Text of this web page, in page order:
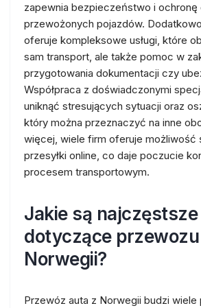
zapewnia bezpieczeństwo i ochronę
przewożonych pojazdów.
oferuje kompleksowe usługi, które
sam transport, ale także pomoc w
przygotowania dokumentacji czy
Współpraca z doświadczonymi
uniknąć stresujących sytuacji oraz
który można przeznaczyć na inne
więcej, wiele firm oferuje możliwość
przesyłki online, co daje poczucie
procesem transportowym.
Jakie są
dotyczące
Norwegii?
Przewóz auta z Norwegii budzi wiele